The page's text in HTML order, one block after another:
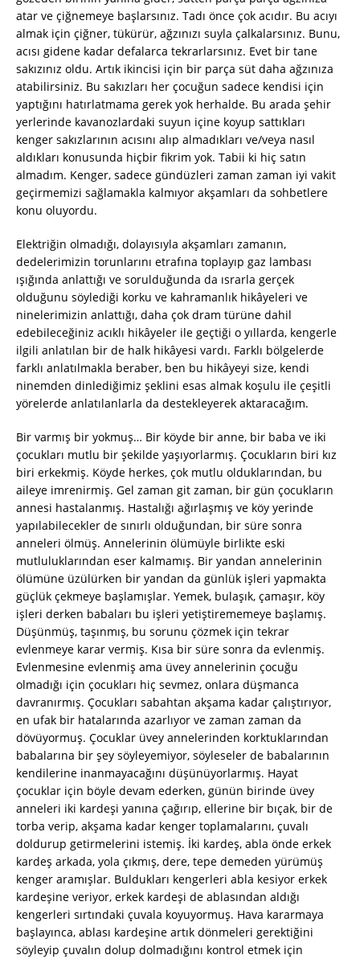
atar ve çiğnemeye başlarsınız. Tadı önce çok acıdır. Bu acıyı
almak için çiğner, tükürür, ağzınızı suyla çalkalarsınız. Bunu,
acısı gidene kadar defalarca tekrarlarsınız. Evet bir tane
sakızınız oldu. Artık ikincisi için bir parça süt daha ağzınıza
atabilirsiniz. Bu sakızları her çocuğun sadece kendisi için
yaptığını hatırlatmama gerek yok herhalde. Bu arada şehir
yerlerinde kavanozlardaki suyun içine koyup sattıkları
kenger sakızlarının acısını alıp almadıkları ve/veya nasıl
aldıkları konusunda hiçbir fikrim yok. Tabii ki hiç satın
almadım. Kenger, sadece gündüzleri zaman zaman iyi vakit
geçirmemizi sağlamakla kalmıyor akşamları da sohbetlere
konu oluyordu.
Elektriğin olmadığı, dolayısıyla akşamları zamanın,
dedelerimizin torunlarını etrafına toplayıp gaz lambası
ışığında anlattığı ve sorulduğunda da ısrarla gerçek
olduğunu söylediği korku ve kahramanlık hikâyeleri ve
ninelerimizin anlattığı, daha çok dram türüne dahil
edebileceğiniz acıklı hikâyeler ile geçtiği o yıllarda, kengerle
ilgili anlatılan bir de halk hikâyesi vardı. Farklı bölgelerde
farklı anlatılmakla beraber, ben bu hikâyeyi size, kendi
ninemden dinlediğimiz şeklini esas almak koşulu ile çeşitli
yörelerde anlatılanlarla da destekleyerek aktaracağım.
Bir varmış bir yokmuş… Bir köyde bir anne, bir baba ve iki
çocukları mutlu bir şekilde yaşıyorlarmış. Çocukların biri kız
biri erkekmiş. Köyde herkes, çok mutlu olduklarından, bu
aileye imrenirmiş. Gel zaman git zaman, bir gün çocukların
annesi hastalanmış. Hastalığı ağırlaşmış ve köy yerinde
yapılabilecekler de sınırlı olduğundan, bir süre sonra
anneleri ölmüş. Annelerinin ölümüyle birlikte eski
mutluluklarından eser kalmamış. Bir yandan annelerinin
ölümüne üzülürken bir yandan da günlük işleri yapmakta
güçlük çekmeye başlamışlar. Yemek, bulaşık, çamaşır, köy
işleri derken babaları bu işleri yetiştirememeye başlamış.
Düşünmüş, taşınmış, bu sorunu çözmek için tekrar
evlenmeye karar vermiş. Kısa bir süre sonra da evlenmiş.
Evlenmesine evlenmiş ama üvey annelerinin çocuğu
olmadığı için çocukları hiç sevmez, onlara düşmanca
davranırmış. Çocukları sabahtan akşama kadar çalıştırıyor,
en ufak bir hatalarında azarlıyor ve zaman zaman da
dövüyormuş. Çocuklar üvey annelerinden korktuklarından
babalarına bir şey söyleyemiyor, söyleseler de babalarının
kendilerine inanmayacağını düşünüyorlarmış. Hayat
çocuklar için böyle devam ederken, günün birinde üvey
anneleri iki kardeşi yanına çağırıp, ellerine bir bıçak, bir de
torba verip, akşama kadar kenger toplamalarını, çuvalı
doldurup getirmelerini istemiş. İki kardeş, abla önde erkek
kardeş arkada, yola çıkmış, dere, tepe demeden yürümüş
kenger aramışlar. Buldukları kengerleri abla kesiyor erkek
kardeşine veriyor, erkek kardeşi de ablasından aldığı
kengerleri sırtındaki çuvala koyuyormuş. Hava kararmaya
başlayınca, ablası kardeşine artık dönmeleri gerektiğini
söyleyip çuvalın dolup dolmadığını kontrol etmek için